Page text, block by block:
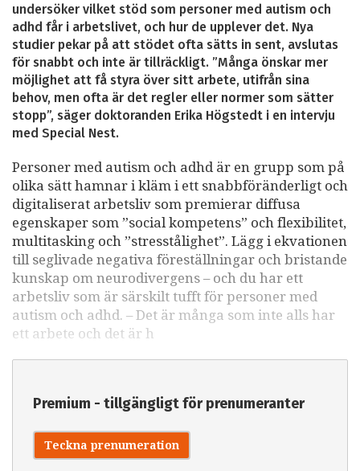
undersöker vilket stöd som personer med autism och
adhd får i arbetslivet, och hur de upplever det. Nya
studier pekar på att stödet ofta sätts in sent, avslutas
för snabbt och inte är tillräckligt. ”Många önskar mer
möjlighet att få styra över sitt arbete, utifrån sina
behov, men ofta är det regler eller normer som sätter
stopp”, säger doktoranden Erika Högstedt i en intervju
med Special Nest.
Personer med autism och adhd är en grupp som på
olika sätt hamnar i kläm i ett snabbföränderligt och
digitaliserat arbetsliv som premierar diffusa
egenskaper som ”social kompetens” och flexibilitet,
multitasking och ”stresstålighet”. Lägg i ekvationen
till seglivade negativa föreställningar och bristande
kunskap om neurodivergens – och du har ett
arbetsliv som är särskilt tufft för personer med
autism och adhd. – Det är många som inte alls har
ett arbete och det är h
Premium - tillgängligt för prenumeranter
Teckna prenumeration